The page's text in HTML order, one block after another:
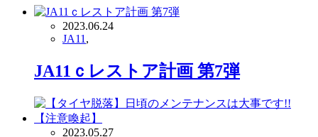
2023.06.24
JA11 ,
JA11ｃレストア計画 第7弾
2023.05.27